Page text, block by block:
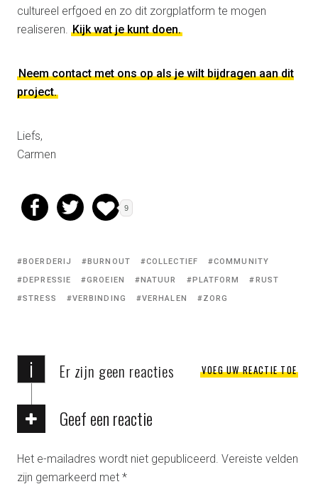
cultureel erfgoed en zo dit zorgplatform te mogen
realiseren. Kijk wat je kunt doen.
Neem contact met ons op als je wilt bijdragen aan dit
project.
Liefs,
Carmen
9
BOERDERIJ BURNOUT COLLECTIEF
COMMUNITY
DEPRESSIE
GROEIEN NATUUR PLATFORM
RUST
STRESS
VERBINDING VERHALEN ZORG
i Er zijn geen reacties VOEG UW REACTIE TOE
Geef een reactie
Het e-mailadres wordt niet gepubliceerd. Vereiste velden
zijn gemarkeerd met *